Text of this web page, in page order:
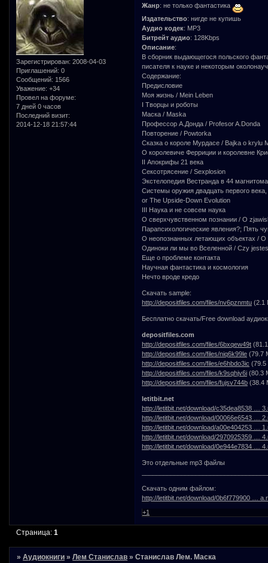
Зарегистрирован: 2008-04-03
Приглашений: 0
Сообщений: 1566
Уважение: +34
Провел на форуме:
7 дней 0 часов
Последний визит:
2014-12-18 21:57:44
Жанр: не только фантастика
Издательство: нигде не купишь
Аудио кодек: MP3
Битрейт аудио: 128Kbps
Описание:
В сборник выдающегося польского
писателя к науке и некоторым
Содержание:
Предисловие
Моя жизнь / Mein Leben
I Творцы и роботы
Маска / Maska
Профессор А.Донда / Profesor A.Donda
Повторение / Powtorka
Сказка о короле Мурдасе / Bajka o krуlu
О королевиче Ферриции и королевне
II Апокрифы 21 века
Сексотрясение / Sexplosion
Экстелопедия Вестранда в 44
Системы оружия двадцать первого
or The Upside-Down Evolution
III Наука и не совсем наука
О сверхчувственном познании / O
Парапсихологические явления?; Пять
О неопознанных летающих объектах /
Одиноки ли мы во Вселенной / Czy
Еще о проблеме контакта
Научная фантастика и космология
Нечто вроде кредо
Скачать sample:
http://depositfiles.com/files/nv6pznmtu (2.1
Бесплатно скачать/Free download
depositfiles.com
http://depositfiles.com/files/6bxqew49t
http://depositfiles.com/files/niq6k99le (79.7
http://depositfiles.com/files/e6hbdo3ic (79.5
http://depositfiles.com/files/k9sqhjv6i (80.3
http://depositfiles.com/files/fujsv744b (38.4
letitbit.net
http://letitbit.net/download/c35dea8538 …
http://letitbit.net/download/00066e6543 …
http://letitbit.net/download/a00e404253 …
http://letitbit.net/download/2970925359 …
http://letitbit.net/download/0e944e7834 …
Это отдельные mp3 файлы
Скачать одним файлом:
http://letitbit.net/download/0b6f779900 …
+1
Страница:1
»Аудиокниги »Лем Станислав »Станислав Лем. Маска